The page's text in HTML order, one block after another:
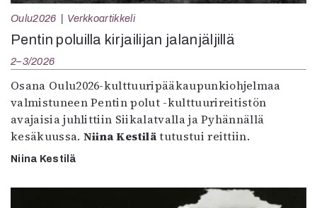
Oulu2026 Verkkoartikkeli
Pentin poluilla kirjailijan jalanjäljillä
2–3/2026
Osana Oulu2026-kulttuuripääkaupunkiohjelmaa
valmistuneen Pentin polut -kulttuurireitistön
avajaisia juhlittiin Siikalatvalla ja Pyhännällä
kesäkuussa. Niina Kestilätutustui reittiin.
Niina Kestilä